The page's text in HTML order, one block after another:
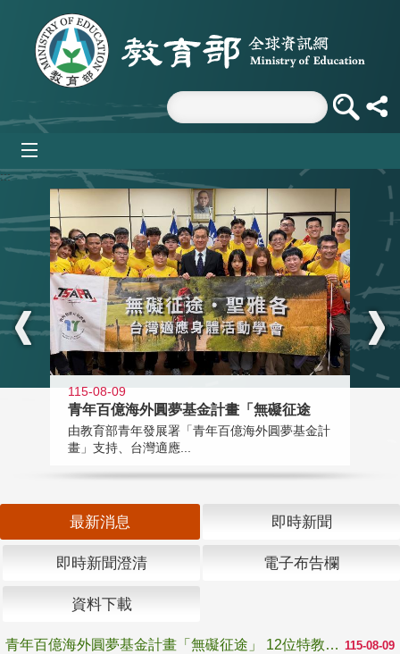
跳到主要內容區塊
:::
115-08-09
青年百億海外圓夢基金計畫「無礙征途
由教育部青年發展署「青年百億海外圓夢基金計
畫」支持、台灣適應...
最新消息 即時新聞
即時新聞澄清 電子布告欄
資料下載
115-08-09
青年百億海外圓夢基金計畫「無礙征途」 12位特教與弱勢青年勇闖西班牙 跨越感官限制見證生命蛻變